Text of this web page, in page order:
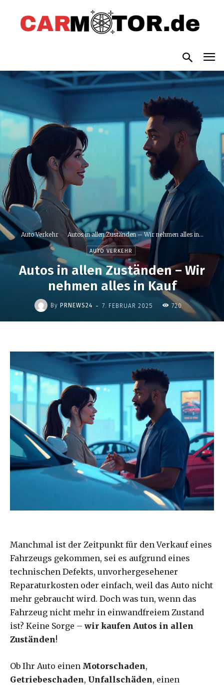
Auto Verkehr Autos in allen Zuständen – Wir nehmen alles in...
AUTO VERKEHR
Autos in allen Zuständen – Wir
nehmen alles in Kauf
By PRNEWS24 - 7. FEBRUAR 2025 720
Manchmal ist der Zeitpunkt für den Verkauf eines
Fahrzeugs gekommen, sei es aufgrund eines
technischen Defekts, unvorhergesehener
Reparaturkosten oder einfach, weil das Auto nicht
mehr gebraucht wird. Doch was tun, wenn das
Fahrzeug nicht mehr in einwandfreiem Zustand
ist? Keine Sorge – wir kaufen Autos in allen
Zuständen!
Ob Ihr Auto einen Motorschaden,
Getriebeschaden, Unfallschäden, einen